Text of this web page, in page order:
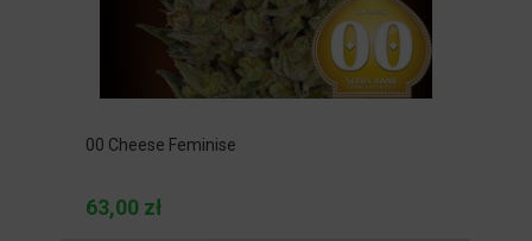
00 Cheese Feminise
63,00 zł